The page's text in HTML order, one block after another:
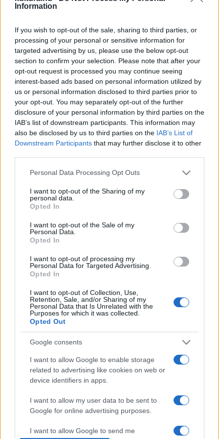
Information
If you wish to opt-out of the sale, sharing to third parties, or
processing of your personal or sensitive information for
targeted advertising by us, please use the below opt-out
section to confirm your selection. Please note that after your
opt-out request is processed you may continue seeing
interest-based ads based on personal information utilized by
us or personal information disclosed to third parties prior to
your opt-out. You may separately opt-out of the further
disclosure of your personal information by third parties on the
IAB’s list of downstream participants. This information may
also be disclosed by us to third parties on the IAB’s List of
Downstream Participants that may further disclose it to other
Please note that this website/app uses one or more Google
not limited to your visit or usage behaviour. You may click to
grant or deny consent to Google and its third-party tags to
use your data for below specified purposes in below Google
consent section.
Personal Data Processing Opt Outs
I want to opt-out of the Sharing of my
personal data.
Opted In
I want to opt-out of the Sale of my
Personal Data.
Opted In
I want to opt-out of processing my
Personal Data for Targeted Advertising.
Opted In
I want to opt-out of Collection, Use,
Retention, Sale, and/or Sharing of my
Personal Data that Is Unrelated with the
Purposes for which it was collected.
Opted Out
Google consents
I want to allow Google to enable storage
related to advertising like cookies on web or
device identifiers in apps.
I want to allow my user data to be sent to
Google for online advertising purposes.
I want to allow Google to send me
Dick Van Dyke zakója, amelyez az 1964-ben forgatottMary
főszereplő, Matthew Broderick által hordott mellényt közel
54 millió forintért ütötték le.
Az árverési tételek között volt a
Charlie és a csokigyár
forint) és azIndiana Jones és az utolsó kereszteslovag
című, 1989-ben forgatott filmben filmben használ Szent
Grál-kehely (kb. 19 millió forint).
Nyitókép: részlet Amuzsika hangjaicímű filmből. Fotó:
Photo12 via AFP/Archives du 7eme Art